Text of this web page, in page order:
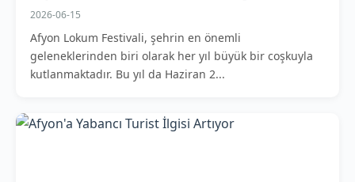
2026-06-15
Afyon Lokum Festivali, şehrin en önemli
geleneklerinden biri olarak her yıl büyük bir coşkuyla
kutlanmaktadır. Bu yıl da Haziran 2...